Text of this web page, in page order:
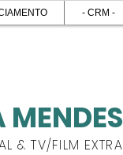
- CRM -
& TV/FILM EXTRA